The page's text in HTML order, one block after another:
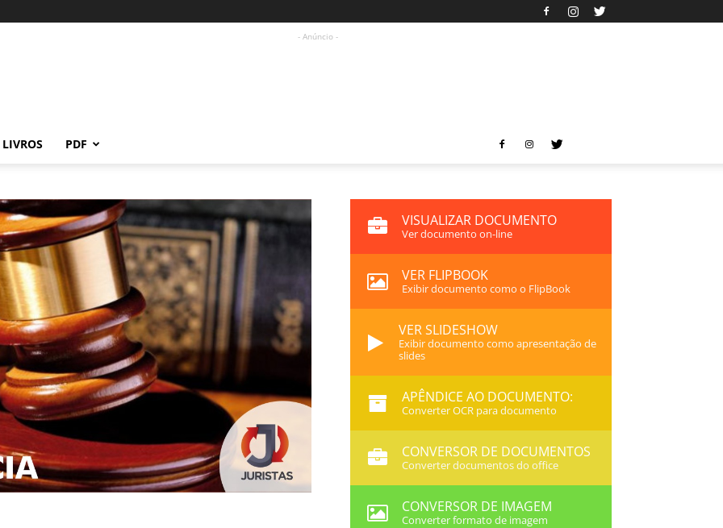
- Anúncio -
LIVROS PDF
VISUALIZAR DOCUMENTO
Ver documento on-line
VER FLIPBOOK
Exibir documento como o FlipBook
VER SLIDESHOW
Exibir documento como apresentação de
slides
APÊNDICE AO DOCUMENTO:
Converter OCR para documento
CONVERSOR DE DOCUMENTOS
Converter documentos do office
CONVERSOR DE IMAGEM
Converter formato de imagem